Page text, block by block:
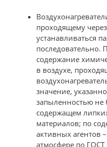
проходящему
устанавливаться
последовательно.
содержание
в воздухе,
значение,
запыленностью не
содержащем
материалов; по
активных
атмосфере по ГОСТ